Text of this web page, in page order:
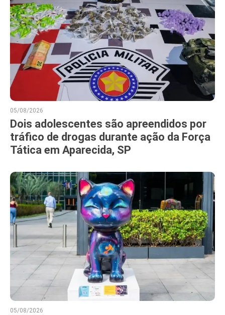
05/08/2026
Dois adolescentes são apreendidos por
tráfico de drogas durante ação da Força
Tática em Aparecida, SP
05/08/2026